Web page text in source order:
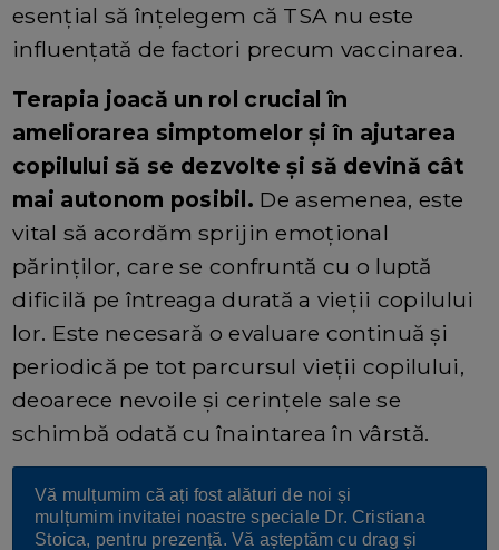
esențial să înțelegem că TSA nu este
influențată de factori precum vaccinarea.
Terapia joacă un rol crucial în
ameliorarea simptomelor și în ajutarea
copilului să se dezvolte și să devină cât
mai autonom posibil. De asemenea, este
vital să acordăm sprijin emoțional
părinților, care se confruntă cu o luptă
dificilă pe întreaga durată a vieții copilului
lor. Este necesară o evaluare continuă și
periodică pe tot parcursul vieții copilului,
deoarece nevoile și cerințele sale se
schimbă odată cu înaintarea în vârstă.
Vă mulțumim că ați fost alături de noi și
mulțumim invitatei noastre speciale Dr. Cristiana
Stoica, pentru prezență. Vă așteptăm cu drag și